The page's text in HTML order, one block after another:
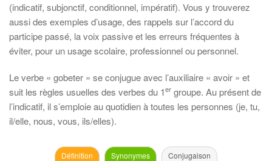
(indicatif, subjonctif, conditionnel, impératif). Vous y trouverez
aussi des exemples d’usage, des rappels sur l’accord du
participe passé, la voix passive et les erreurs fréquentes à
éviter, pour un usage scolaire, professionnel ou personnel.
Le verbe « gobeter » se conjugue avec l’auxiliaire « avoir » et
suit les règles usuelles des verbes du 1er groupe. Au présent de
l’indicatif, il s’emploie au quotidien à toutes les personnes (je, tu,
il/elle, nous, vous, ils/elles).
Définition Synonymes Conjugaison